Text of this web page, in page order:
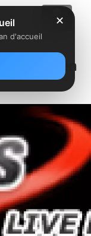
Free en
✕
d'accueil